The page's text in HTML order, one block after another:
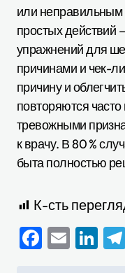
или
простых действий
упражнений для
причинами и чек-
причину и
повторяются
тревожными
к врачу. В 80 %
быта полностью
К-сть
Email